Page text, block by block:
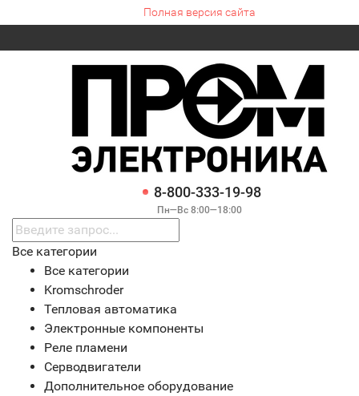
Полная версия сайта
8-800-333-19-98
Пн—Вс 8:00—18:00
Все категории
Все категории
Kromschroder
Тепловая автоматика
Электронные компоненты
Реле пламени
Серводвигатели
Дополнительное оборудование